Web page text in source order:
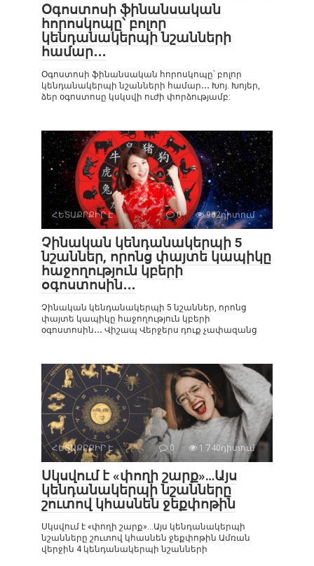
Օգոստոսի ֆինանսական
հորոսկոպը՝ բոլոր
կենդանակերպի նշանների
համար․․․
Օգոստոսի ֆինանսական հորոսկոպը՝ բոլոր
կենդանակերպի նշանների համար․․․ Խոյ. Խոյեր,
ձեր օգոստոսը կսկսվի ուժի փորձությամբ:
ՀԵՏԱՔՐՔԻՐ Է 0 962դիտում
Չինական կենդանակերպի 5
նշաններ, որոնց փայտե կապիկը
հաջողություն կբերի
օգոստոսին․․․
Չինական կենդանակերպի 5 նշաններ, որոնց
փայտե կապիկը հաջողություն կբերի
օգոստոսին․․․ Վիշապ Վերջերս դուք չափազանց
ՀԵՏԱՔՐՔԻՐ Է 0 1 740դիտում
Սկսվում է «փողի շարք»…Այս
կենդանակերպի նշանները
շուտով կհասնեն ջեքփոթին
Սկսվում է «փողի շարք»…Այս կենդանակերպի
նշանները շուտով կհասնեն ջեքփոթին Ամռան
վերջին 4 կենդանակերպի նշանների